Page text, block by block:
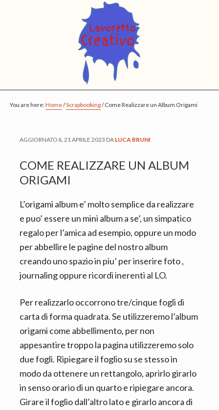
m
a
o
n
e
n
t
p
r
r
y
i
d
e
b
a
r
f
o
r
You are here:Home/Scrapbooking/Come Realizzare un Album Origami
AGGIORNATO IL21 APRILE 2023 DA LUCA BRUNI
COME REALIZZARE UN ALBUM
ORIGAMI
L’origami album e’ molto semplice da realizzare
e puo’ essere un mini album a se’, un simpatico
regalo per l’amica ad esempio, oppure un modo
per abbellire le pagine del nostro album
creando uno spazio in piu’ per inserire foto ,
journaling oppure ricordi inerenti al LO.
Per realizzarlo occorrono tre/cinque fogli di
carta di forma quadrata. Se utilizzeremo l’album
origami come abbellimento, per non
appesantire troppo la pagina utilizzeremo solo
due fogli. Ripiegare il foglio su se stesso in
modo da ottenere un rettangolo, aprirlo girarlo
in senso orario di un quarto e ripiegare ancora.
Girare il foglio dall’altro lato e girarlo ancora di